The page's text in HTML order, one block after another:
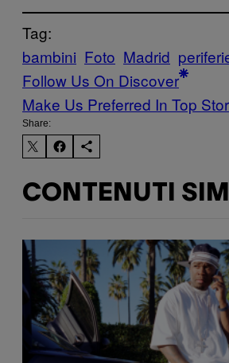
Tag:
bambini Foto Madrid
Follow Us On Discover
Make Us Preferred In Top
Share:
CONTENUTI